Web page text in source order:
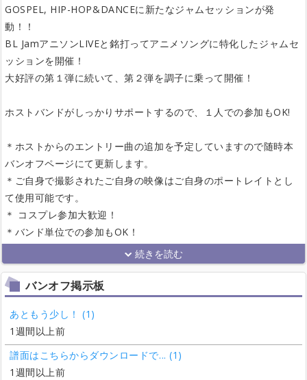
GOSPEL, HIP-HOP&DANCEに新たなジャムセッションが発
動！！
BL JamアニソンLIVEと銘打ってアニメソングに特化したジャムセ
ッションを開催！
大好評の第１弾に続いて、第２弾を調子に乗って開催！
ホストバンドがしっかりサポートするので、１人での参加もOK!
＊ホストからのエントリー曲の追加を予定していますので随時本
バンオフページにて更新します。
＊ご自身で撮影されたご自身の映像はご自身のポートレイトとし
て使用可能です。
＊ コスプレ参加大歓迎！
＊バンド単位での参加もOK！
バンオフ掲示板
あともう少し！ (1)
1週間以上前
譜面はこちらからダウンロードで... (1)
1週間以上前